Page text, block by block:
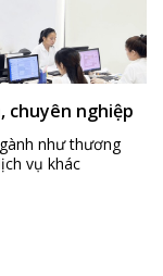
chuyên nghiệp
như thương
vụ khác